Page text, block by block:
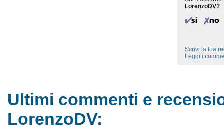
LorenzoDV?
Scrivi la tua
Leggi i
Ultimi commenti e
LorenzoDV: